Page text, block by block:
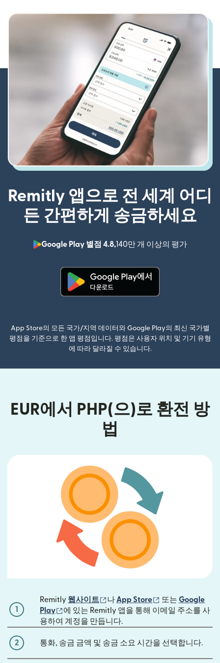
Remitly 앱으로 전 세계 어디
든 간편하게 송금하세요
Google Play 별점 4.8,140만 개 이상의 평가
App Store의 모든 국가/지역 데이터와 Google Play의 최신 국가별
평점을 기준으로 한 앱 평점입니다. 평점은 사용자 위치 및 기기 유형
에 따라 달라질 수 있습니다.
EUR에서 PHP(으)로 환전 방
법
1
Remitly 웹사이트 (새 창에서 열림)
나 App Store (새 창에서 열림)
또는 Google
Play
(새 창에서 열림)
에 있는 Remitly 앱을 통해 이메일 주소를 사
용하여 계정을 만듭니다.
2 통화, 송금 금액 및 송금 소요 시간을 선택합니다.